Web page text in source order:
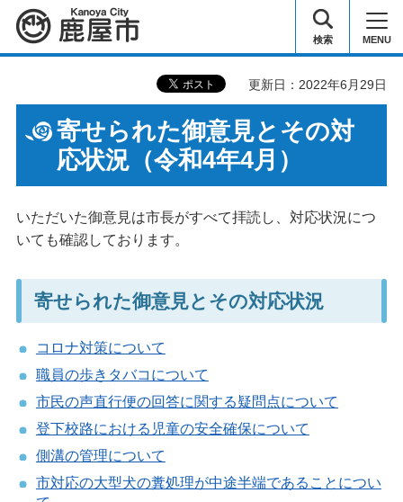
鹿屋市 検索 MENU
更新日：2022年6月29日
寄せられた御意見とその対
応状況（令和4年4月）
いただいた御意見は市長がすべて拝読し、対応状況につ
いても確認しております。
寄せられた御意見とその対応状況
コロナ対策について
職員の歩きタバコについて
市民の声直行便の回答に関する疑問点について
登下校路における児童の安全確保について
側溝の管理について
市対応の大型犬の糞処理が中途半端であることについ